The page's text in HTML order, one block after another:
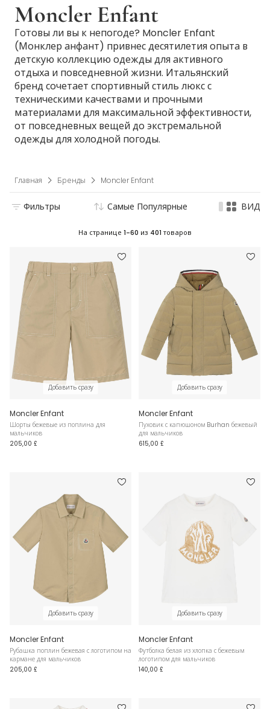
Moncler Enfant
Готовы ли вы к непогоде? Moncler Enfant
(Монклер анфант) привнес десятилетия опыта в
детскую коллекцию одежды для активного
отдыха и повседневной жизни. Итальянский
бренд сочетает спортивный стиль люкс с
техническими качествами и прочными
материалами для максимальной эффективности,
от повседневных вещей до экстремальной
одежды для холодной погоды.
Главная Бренды Moncler Enfant
Фильтры Самые Популярные ВИД
На странице 1-60 из 401 товаров
Добавить сразу
Moncler Enfant
Шорты бежевые из поплина для
мальчиков
205,00 £
Добавить сразу
Moncler Enfant
Пуховик с капюшоном Burhan бежевый
для мальчиков
615,00 £
Добавить сразу
Moncler Enfant
Рубашка поплин бежевая с логотипом на
кармане для мальчиков
205,00 £
Добавить сразу
Moncler Enfant
Футболка белая из хлопка с бежевым
логотипом для мальчиков
140,00 £